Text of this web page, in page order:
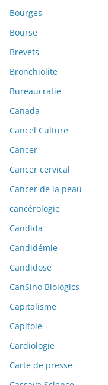
Bourges
Bourse
Brevets
Bronchiolite
Bureaucratie
Canada
Cancel Culture
Cancer
Cancer cervical
Cancer de la peau
cancérologie
Candida
Candidémie
Candidose
CanSino Biologics
Capitalisme
Capitole
Cardiologie
Carte de presse